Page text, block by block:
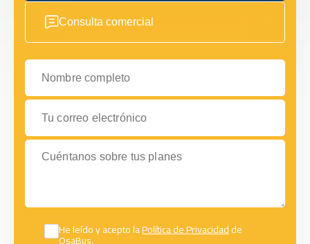
Consulta comercial
Nombre completo
Tu correo electrónico
Cuéntanos sobre tus planes
He leído y acepto laPolítica de Privacidadde